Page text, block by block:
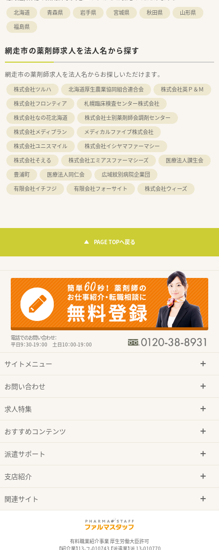
北海道 青森県 岩手県 宮城県 秋田県
山形県
福島県
網走市の薬剤師求人を法人名から探す
網走市の薬剤師求人を法人名からお探しいただけます。
株式会社ツルハ 北海道厚生農業協同組合連合会
株式会社英Ｐ＆Ｍ
株式会社フロンティア
札幌臨床検査センター株式会社
株式会社なの花北海道
株式会社士別薬剤師会調剤センター
株式会社メディプラン
メディカルファイブ株式会社
株式会社ユニスマイル
株式会社イシヤマファーマシー
株式会社そえる
株式会社エミアスファーマシーズ
医療法人讃生会
豊浦町
医療法人同仁会
広域紋別病院企業団
有限会社イチフジ
有限会社フォーサイト 株式会社ウィーズ
PAGE TOPへ戻る
電話でのお問い合わせ：
平日9：30-19：00 土日10：00-19：00
サイトメニュー
お問い合わせ
求人特集
おすすめコンテンツ
派遣サポート
支店紹介
関連サイト
有料職業紹介事業 厚生労働大臣許可
【紹介業】13-ユ-010743 【派遣業】派 13-010770